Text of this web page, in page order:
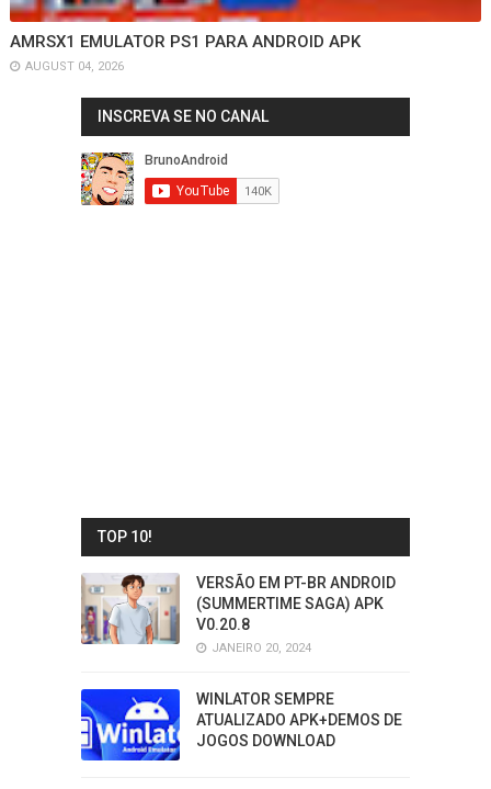
AMRSX1 EMULATOR PS1 PARA ANDROID APK
AUGUST 04, 2026
INSCREVA SE NO CANAL
TOP 10!
VERSÃO EM PT-BR ANDROID
(SUMMERTIME SAGA) APK
V0.20.8
JANEIRO 20, 2024
WINLATOR SEMPRE
ATUALIZADO APK+DEMOS DE
JOGOS DOWNLOAD